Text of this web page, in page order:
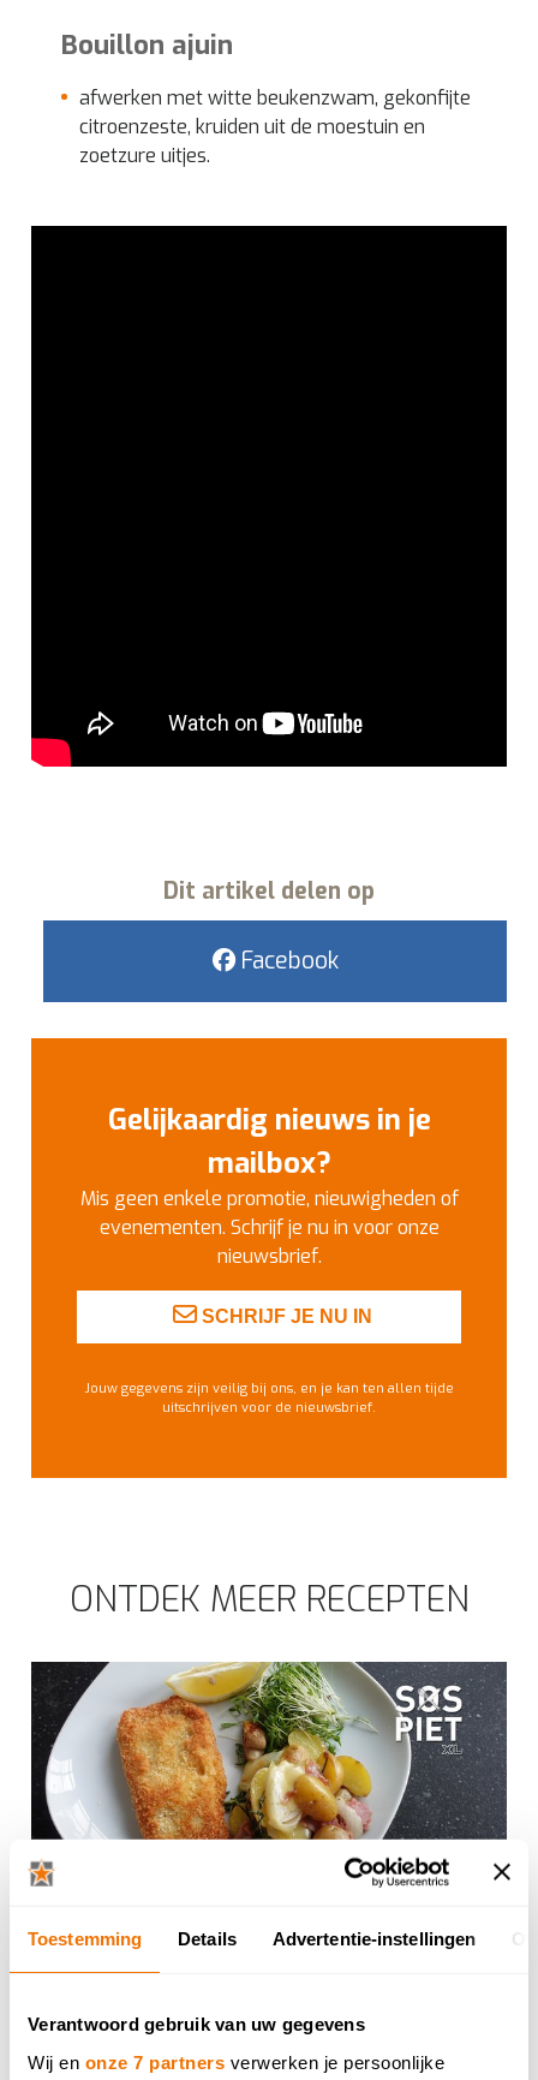
Toestemming Details Advertentie-instellingen
Verantwoord gebruik van uw gegevens
Wij en onze 7 partners verwerken je persoonlijke
Bouillon ajuin
afwerken met witte beukenzwam, gekonfijte
citroenzeste, kruiden uit de moestuin en
zoetzure uitjes.
Dit artikel delen op
Facebook
Gelijkaardig nieuws in je
mailbox?
Mis geen enkele promotie, nieuwigheden of
evenementen. Schrijf je nu in voor onze
nieuwsbrief.
SCHRIJF JE NU IN
Jouw gegevens zijn veilig bij ons, en je kan ten allen tijde
uitschrijven voor de nieuwsbrief.
ONTDEK MEER RECEPTEN
Recepten van SOS Piet: Cordon bleu